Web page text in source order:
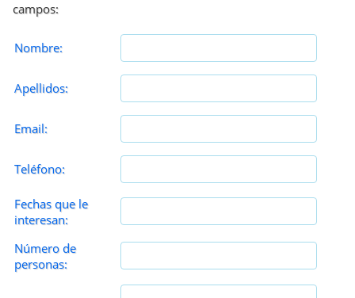
campos:
Nombre:
Apellidos:
Email:
Teléfono:
Fechas que le
interesan:
Número de
personas: